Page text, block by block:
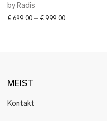
by Radis
€ 699.00 – € 999.00Price range: €
MEIST
Kontakt